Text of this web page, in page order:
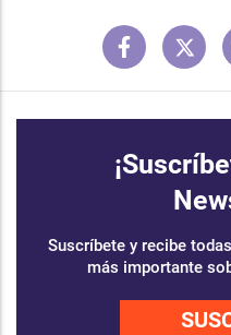
Suscríbete y recibe
más importante